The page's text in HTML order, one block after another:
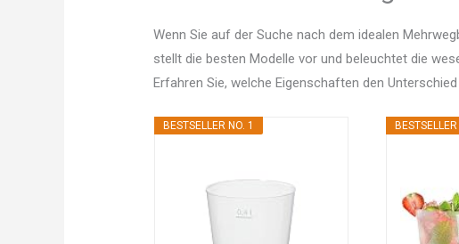
Wenn Sie auf der Suche nach dem idealen
stellt die besten Modelle vor und beleuchtet die
Erfahren Sie, welche Eigenschaften den
BESTSELLER NO. 1